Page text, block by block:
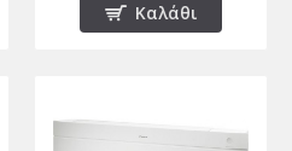
Καλάθι